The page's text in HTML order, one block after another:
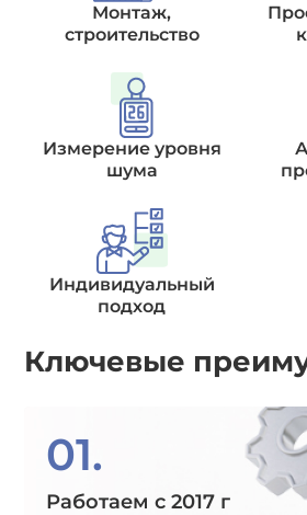
Монтаж,
строительство
Измерение уровня
шума
Индивидуальный
подход
Ключевые
01.
Работаем с 2017 г